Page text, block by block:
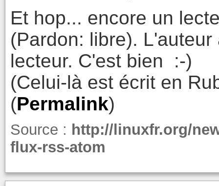
Et hop... encore un
(Pardon: libre).
lecteur. C'est bien :-)
(Celui-là est écrit en
(Permalink)
Source : http://linuxfr.org/
flux-rss-atom